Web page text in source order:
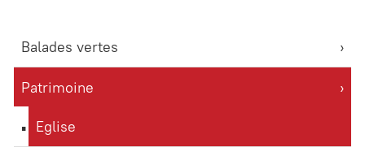
Balades vertes
Patrimoine
Eglise